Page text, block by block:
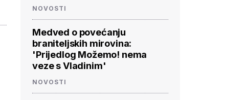
NOVOSTI
Medved o povećanju
braniteljskih mirovina:
'Prijedlog Možemo! nema
veze s Vladinim'
NOVOSTI